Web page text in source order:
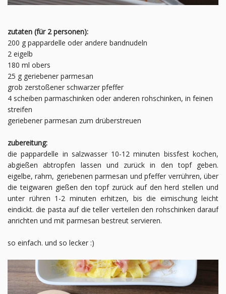
zutaten (für 2 personen):
200 g pappardelle oder andere bandnudeln
2 eigelb
180 ml obers
25 g geriebener parmesan
grob zerstoßener schwarzer pfeffer
4 scheiben parmaschinken oder anderen rohschinken, in feinen
streifen
geriebener parmesan zum drüberstreuen
zubereitung:
die pappardelle in salzwasser 10-12 minuten bissfest kochen,
abgießen abtropfen lassen und zurück in den topf geben.
eigelbe, rahm, geriebenen parmesan und pfeffer verrühren, über
die teigwaren gießen den topf zurück auf den herd stellen und
unter rühren 1-2 minuten erhitzen, bis die eimischung leicht
eindickt. die pasta auf die teller verteilen den rohschinken darauf
anrichten und mit parmesan bestreut servieren.
so einfach. und so lecker :)